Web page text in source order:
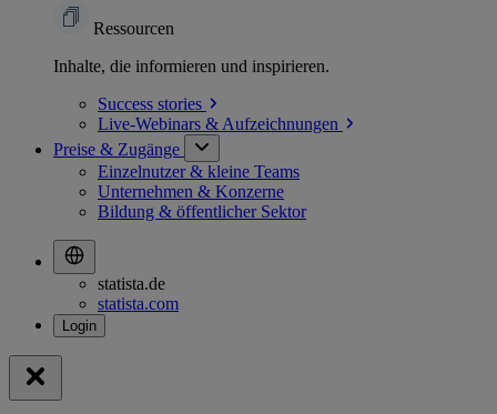
Ressourcen
Inhalte, die informieren und inspirieren.
Success stories
Live-Webinars & Aufzeichnungen
Preise & Zugänge
Einzelnutzer & kleine Teams
Unternehmen & Konzerne
Bildung & öffentlicher Sektor
statista.de
statista.com